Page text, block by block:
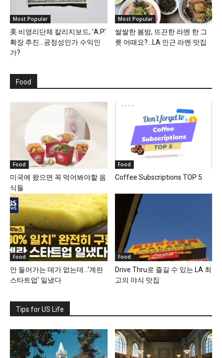
Most Popular
美 비영리단체 칼리지보드, ‘A.P.’
확장 추진…공정성인가 수익인
가?
Most Popular
쌀쌀한 봄밤, 뜨끈한 라멘 한 그
릇 어때요?…LA 인근 라멘 맛집
Food
Food
미국에 왔으면 꼭 먹어봐야할 음
식들
Food
Coffee Subscriptions TOP 5
Food
안 들어가는 데가 없는데…’계란
스타트업’ 일냈다
Food
Drive Thru로 즐길 수 있는 LA 최
고의 야식 맛집
Tips for US Life